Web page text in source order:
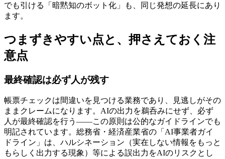
でも引ける「暗黙知のボット化」も、同じ発想の延長にあり
ます。
つまずきやすい点と、押さえておく注
意点
最終確認は必ず人が残す
帳票チェックは間違いを見つける業務であり、見逃しがその
ままクレームになります。AIの出力を鵜呑みにせず、必ず
人が最終確認を行う——この原則は公的なガイドラインでも
明記されています。総務省・経済産業省の「AI事業者ガイ
ドライン」は、ハルシネーション（実在しない情報をもっと
もらしく出力する現象）等による誤出力をAIのリスクとし